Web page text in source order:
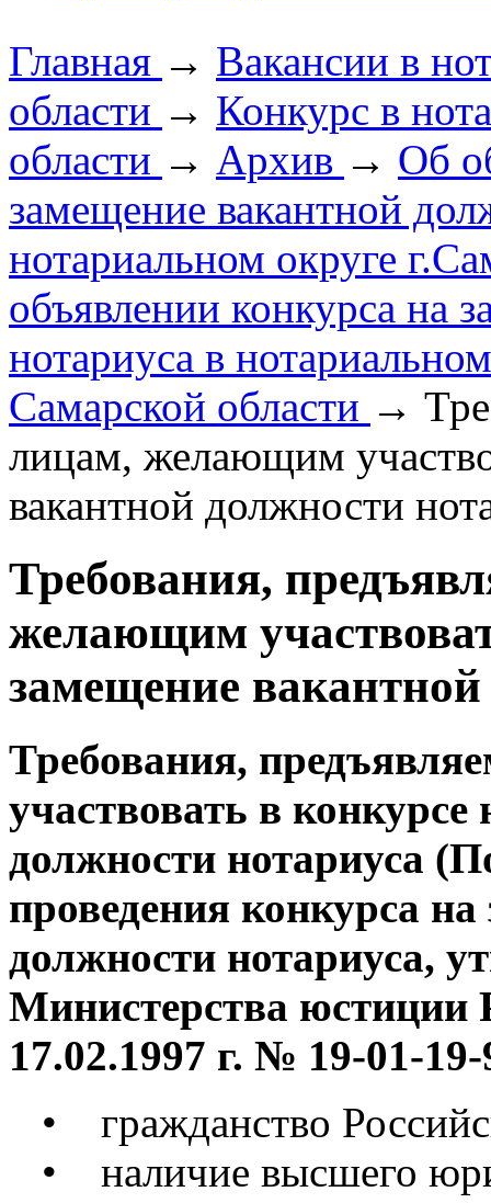
Главная → Вакансии в
области → Конкурс в
области → Архив → Об
замещение вакантной
нотариальном округе
объявлении конкурса на
нотариуса в
Самарской области →
лицам, желающим
вакантной должности
Требования,
желающим
замещение
Требования,
участвовать в
должности нотариуса
проведения конкурса
должности нотариуса,
Министерства юстиции
17.02.1997 г. № 19-01-
• гражданство
• наличие высшего